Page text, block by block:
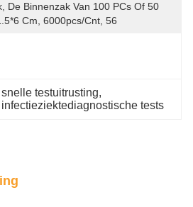
De Binnenzak Van 100 PCs Of 50
Cm, 6000pcs/cnt, 56
snelle testuitrusting,
infectieziektediagnostische tests